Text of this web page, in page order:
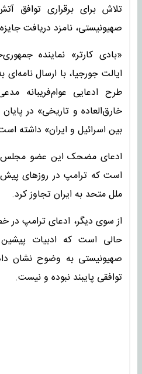
تلاش برای برقراری توافق
صهیونیستی، نامزد دریافت
«بادی کارتر» نماینده
ایالت جورجیا، با ارسال
طرح ادعایی عوام‌فریبانه
خارق‌العاده و تاریخی» در
بین اسرائیل و ایران» داشته
ادعای مضحک این عضو مجلس
است که ترامپ در روزهای پیش
ملل متحد به ایران تجاوز کرد.
از سوی دیگر، ادعای ترامپ
حالی است که ادبیات پیشین
صهیونیستی به وضوح نشان
توافقی پایبند نبوده و نیست.